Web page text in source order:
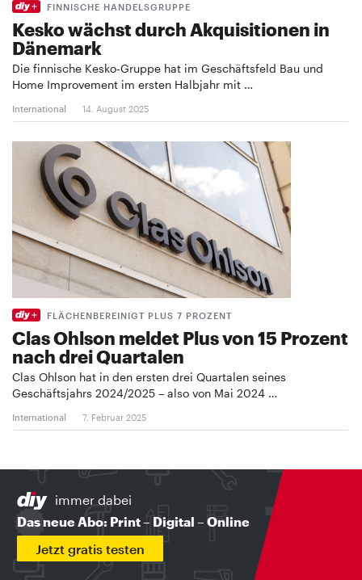
FINNISCHE HANDELSGRUPPE
Kesko wächst durch Akquisitionen in
Dänemark
Die finnische Kesko-Gruppe hat im Geschäftsfeld Bau und
Home Improvement im ersten Halbjahr mit …
International 14. August 2025
FLÄCHENBEREINIGT PLUS 7 PROZENT
Clas Ohlson meldet Plus von 15 Prozent
nach drei Quartalen
Clas Ohlson hat in den ersten drei Quartalen seines
Geschäftsjahrs 2024/2025 – also von Mai 2024 …
International 7. Februar 2025
immer dabei
Das neue Abo: Print – Digital – Online
Jetzt gratis testen